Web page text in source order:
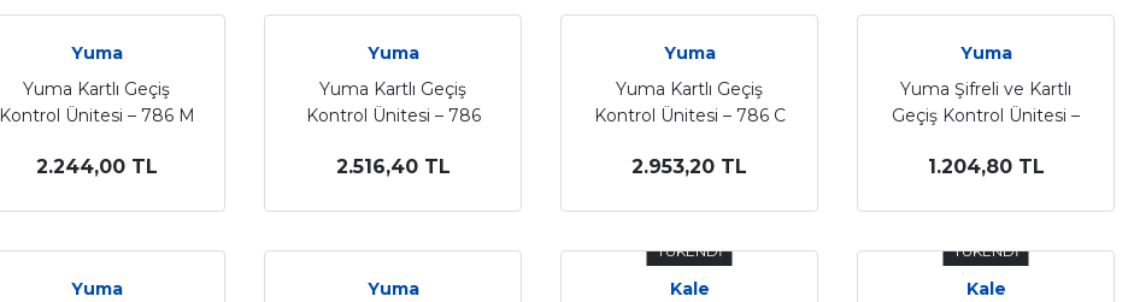
Yuma
Yuma Kartlı Geçiş
Kontrol Ünitesi – 786 M
2.244,00 TL
Yuma
Yuma Kartlı Geçiş
Kontrol Ünitesi – 786
2.516,40 TL
Yuma
Yuma Kartlı Geçiş
Kontrol Ünitesi – 786 C
2.953,20 TL
Yuma
Yuma Şifreli ve Kartlı
Geçiş Kontrol Ünitesi –
1.204,80 TL
Yuma
Yuma
TÜKENDİ
Kale
TÜKENDİ
Kale